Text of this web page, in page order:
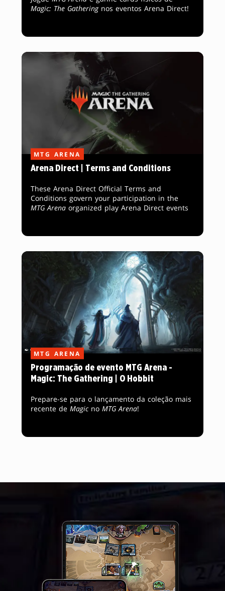
Magic: The Gatheringnos eventos Arena Direct!
MTG ARENA
Arena Direct | Terms and Conditions
These Arena Direct Official Terms and
Conditions govern your participation in the
MTG Arena organized play Arena Direct events
MTG ARENA
Programação de evento MTG Arena -
Magic: The Gathering | O Hobbit
Prepare-se para o lançamento da coleção mais
recente de Magicno MTG Arena!